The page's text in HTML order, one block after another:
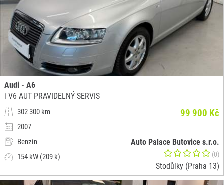
Audi - A6
i V6 AUT PRAVIDELNÝ SERVIS
302 300 km
2007
Benzín
154 kW (209 k)
99 900 Kč
Auto Palace Butovice s.r.o.
(0)
Stodůlky (Praha 13)